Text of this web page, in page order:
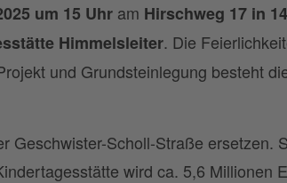
um 15 Uhr am Hirschweg 17 in
Himmelsleiter. Die
und Grundsteinlegung besteht
Geschwister-Scholl-Straße ersetzen.
wird ca. 5,6 Millionen